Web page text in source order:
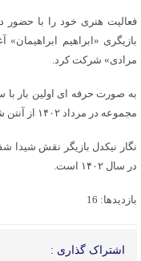
فعالیت هنری خود را با حضور
بازیگری «ابراهیم
مرادی» شرکت کرد.
به صورت حرفه ای اولین بار با
مجموعه در مرداد ۱۴۰۲ از آنتن شبکه سه به کارگردانی مسعود آب پرور پخش شد.
نگار نیکدل بازیگر نقش
در سال ۱۴۰۲ است.
بازدیدها: 16
اشتراک گذاری :